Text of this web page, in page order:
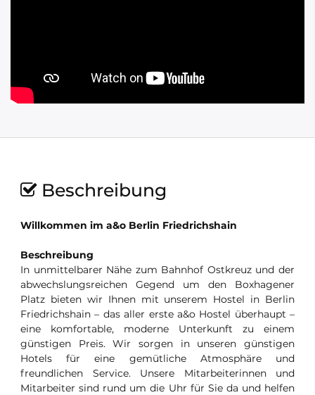
Beschreibung
Willkommen im a&o Berlin Friedrichshain
Beschreibung
In unmittelbarer Nähe zum Bahnhof Ostkreuz und der
abwechslungsreichen Gegend um den Boxhagener
Platz bieten wir Ihnen mit unserem Hostel in Berlin
Friedrichshain – das aller erste a&o Hostel überhaupt –
eine komfortable, moderne Unterkunft zu einem
günstigen Preis. Wir sorgen in unseren günstigen
Hotels für eine gemütliche Atmosphäre und
freundlichen Service. Unsere Mitarbeiterinnen und
Mitarbeiter sind rund um die Uhr für Sie da und helfen